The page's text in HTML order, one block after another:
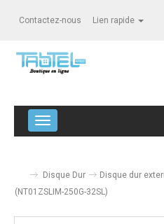
Contactez-nous Lien rapide
Navigation bascule
Disque Dur
Disque dur
(NT01ZSLIM-250G-32SL)